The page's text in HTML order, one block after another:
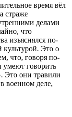
время вёл
страже
делами
что
изъяснялся по-
культурой. Это о
что, говоря по-
умеют говорить
Это они травили
в военном деле,